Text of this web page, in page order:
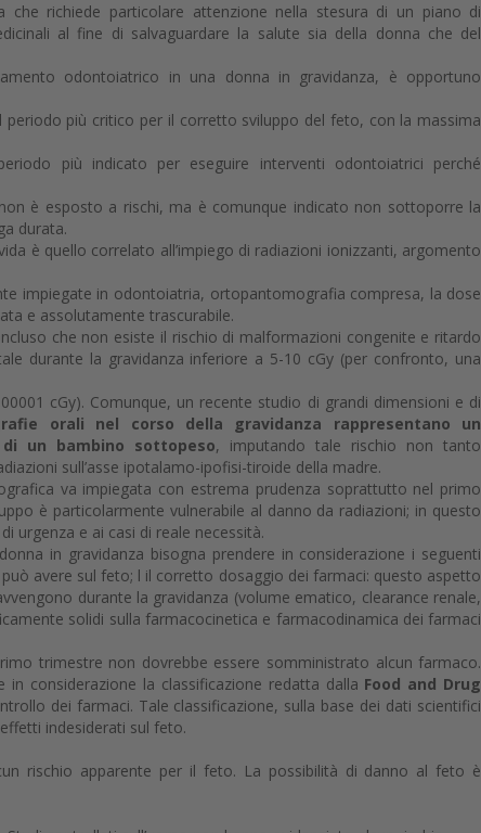
che richiede particolare attenzione nella stesura di un piano di
al fine di salvaguardare la salute sia della donna che del
odontoiatrico in una donna in gravidanza, è opportuno
più critico per il corretto sviluppo del feto, con la massima
più indicato per eseguire interventi odontoiatrici perché
è esposto a rischi, ma è comunque indicato non sottoporre la
durata.
è quello correlato all’impiego di radiazioni ionizzanti, argomento
impiegate in odontoiatria, ortopantomografia compresa, la dose
e assolutamente trascurabile.
che non esiste il rischio di malformazioni congenite e ritardo
durante la gravidanza inferiore a 5-10 cGy (per confronto, una
cGy). Comunque, un recente studio di grandi dimensioni e di
orali nel corso della gravidanza rappresentano un
un bambino sottopeso, imputando tale rischio non tanto
sull’asse ipotalamo-ipofisi-tiroide della madre.
va impiegata con estrema prudenza soprattutto nel primo
è particolarmente vulnerabile al danno da radiazioni; in questo
urgenza e ai casi di reale necessità.
in gravidanza bisogna prendere in considerazione i seguenti
avere sul feto; l il corretto dosaggio dei farmaci: questo aspetto
durante la gravidanza (volume ematico, clearance renale,
solidi sulla farmacocinetica e farmacodinamica dei farmaci
trimestre non dovrebbe essere somministrato alcun farmaco.
considerazione la classificazione redatta dalla Food and Drug
dei farmaci. Tale classificazione, sulla base dei dati scientifici
indesiderati sul feto.
rischio apparente per il feto. La possibilità di danno al feto è